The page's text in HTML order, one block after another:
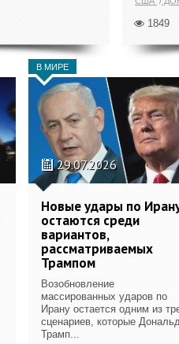
1849
В МИРЕ
29.07.2026
Новые удары по
остаются среди
вариантов,
рассматриваемых
Трампом
Возобновление
массированных ударов по
Ирану остается одним из
сценариев, которые
Трамп...